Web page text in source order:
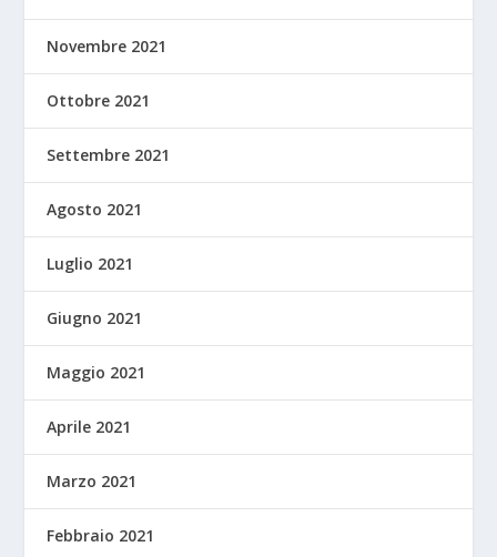
Novembre 2021
Ottobre 2021
Settembre 2021
Agosto 2021
Luglio 2021
Giugno 2021
Maggio 2021
Aprile 2021
Marzo 2021
Febbraio 2021